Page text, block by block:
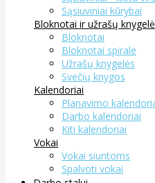
Sąsiuviniai kūrybai
Bloknotai ir užrašų
Bloknotai
Bloknotai spirale
Užrašų knygelės
Svečių knygos
Kalendoriai
Planavimo
Darbo kalendoriai
Kiti kalendoriai
Vokai
Vokai siuntoms
Spalvoti vokai